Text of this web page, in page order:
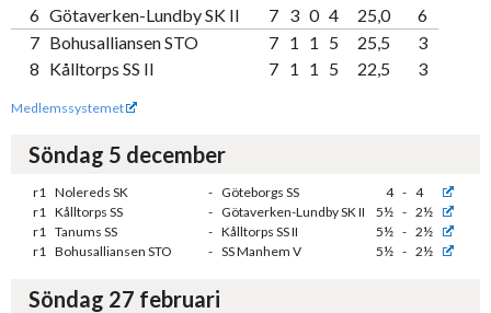
6 Götaverken-Lundby SK II 7 3 0 4 25,0
6
7 Bohusalliansen STO 7 1 1 5 25,5
3
8 Kålltorps SS II 7 1 1 5 22,5 3
Medlemssystemet
Söndag 5 december
r1 Nolereds SK - Göteborgs SS 4 - 4
r1 Kålltorps SS - Götaverken-Lundby SK II 5½ - 2½
r1 Tanums SS - Kålltorps SS II 5½ - 2½
r1 Bohusalliansen STO - SS Manhem V 5½ - 2½
Söndag 27 februari